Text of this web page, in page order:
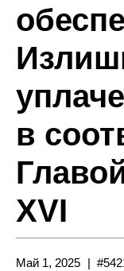
в
XVI
Май 1, 2025